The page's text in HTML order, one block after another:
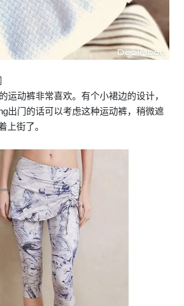
运动裤非常喜欢。有个小裙边的设计，
出门的话可以考虑这种运动裤，稍微遮
上街了。